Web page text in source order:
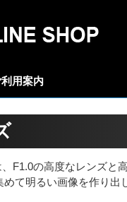
利用案内
F1.0の高度なレンズと
て明るい画像を作り